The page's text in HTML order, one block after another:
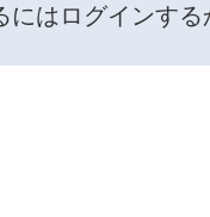
はログインする